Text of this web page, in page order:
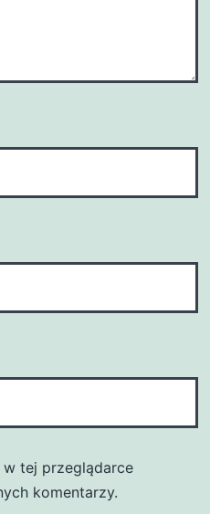
w tej przeglądarce
komentarzy.